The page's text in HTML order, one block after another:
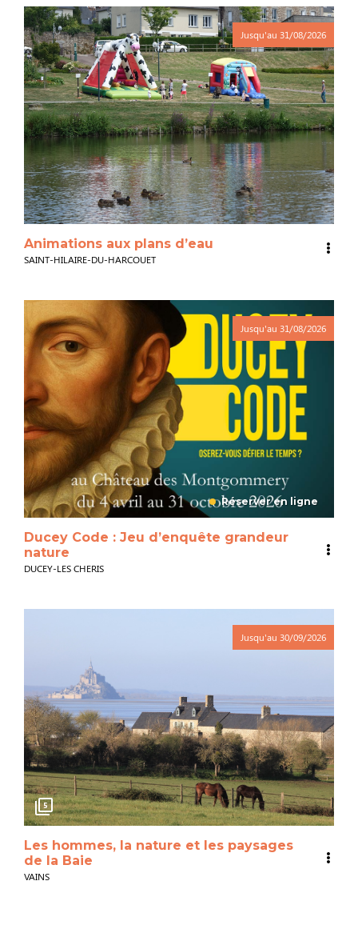
Jusqu'au 31/08/2026
Animations aux plans d’eau
SAINT-HILAIRE-DU-HARCOUET
Jusqu'au 31/08/2026
Réserver en ligne
Ducey Code : Jeu d’enquête grandeur
nature
DUCEY-LES CHERIS
Jusqu'au 30/09/2026
5
Les hommes, la nature et les paysages
de la Baie
VAINS